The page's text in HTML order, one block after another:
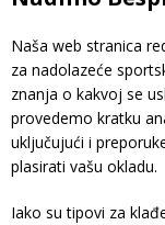
Naša web stranica
za nadolazeće
znanja o kakvoj se
provedemo kratku
uključujući i
plasirati vašu okladu.
Iako su tipovi za